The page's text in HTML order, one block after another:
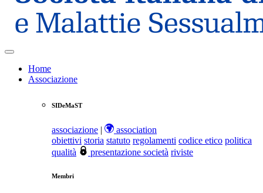
Home
Associazione
SIDeMaST
associazione |
association
obiettivi storia statuto regolamenti codice etico politica
qualità
presentazione società riviste
Membri